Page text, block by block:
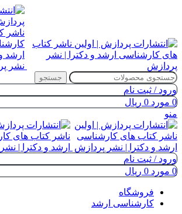
جستجو
ورود / ثبت نام
0 مورد 0 ریال
منو
ورود / ثبت نام
0 مورد 0 ریال
فروشگاه
کارشناسی ارشد